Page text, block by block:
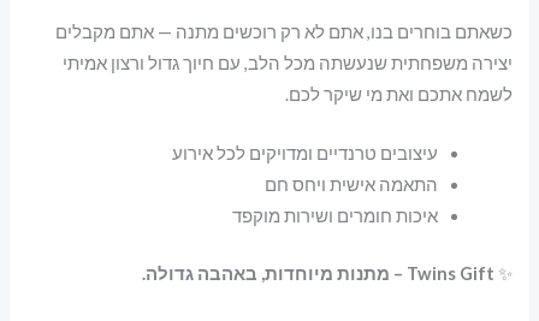
כשאתם בוחרים בנו, אתם לא רק רוכשים מתנה — אתם מקבלים
יצירה משפחתית שנעשתה מכל הלב, עם חיוך גדול ורצון אמיתי
לשמח אתכם ואת מי שיקר לכם.
עיצובים טרנדיים ומדויקים לכל אירוע
התאמה אישית ויחס חם
איכות חומרים ושירות מוקפד
✨ Twins Gift – מתנות מיוחדות, באהבה גדולה.